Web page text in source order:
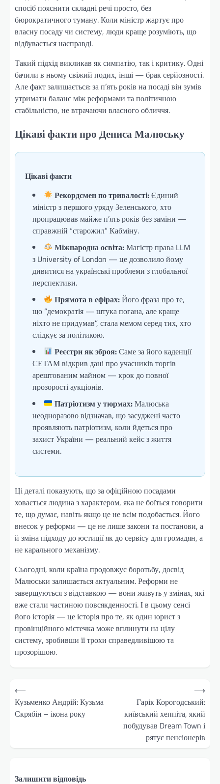
спосіб пояснити складні речі просто, без
бюрократичного туману. Коли міністр жартує про
власну посаду чи систему, люди краще розуміють, що
відбувається насправді.
Такий підхід викликав як симпатію, так і критику. Одні
бачили в ньому свіжий подих, інші — брак серйозності.
Але факт залишається: за п’ять років на посаді він зумів
утримати баланс між реформами та політичною
стабільністю, не втрачаючи власного обличчя.
Цікаві факти про Дениса Малюську
Цікаві факти
Рекордсмен по тривалості:Єдиний
міністр з першого уряду Зеленського, хто
пропрацював майже п’ять років без заміни —
справжній “старожил” Кабміну.
Міжнародна освіта:Магістр права LLM
з University of London — це дозволило йому
дивитися на українські проблеми з глобальної
перспективи.
Прямота в ефірах:Його фраза про те,
що “демократія — штука погана, але краще
ніхто не придумав”, стала мемом серед тих, хто
слідкує за політикою.
Реєстри як зброя:Саме за його каденції
СЕТАМ відкрив дані про учасників торгів
арештованим майном — крок до повної
прозорості аукціонів.
Патріотизм у тюрмах:Малюська
неодноразово відзначав, що засуджені часто
проявляють патріотизм, коли йдеться про
захист України — реальний кейс з життя
системи.
Ці деталі показують, що за офіційною посадами
ховається людина з характером, яка не боїться говорити
те, що думає, навіть якщо це не всім подобається. Його
внесок у реформи — це не лише закони та постанови, а
й зміна підходу до юстиції як до сервісу для громадян, а
не карального механізму.
Сьогодні, коли країна продовжує боротьбу, досвід
Малюськи залишається актуальним. Реформи не
завершуються з відставкою — вони живуть у змінах, які
вже стали частиною повсякденності. І в цьому сенсі
його історія — це історія про те, як один юрист з
провінційного містечка може вплинути на цілу
систему, зробивши її трохи справедливішою та
прозорішою.
Навігація
записів
⟵
Кузьменко Андрій: Кузьма
Скрябін – ікона року
Гарік Корогодський:
київський хеппіта, який
побудував Dream Town і
рятує пенсіонерів
⟶
Залишити відповідь